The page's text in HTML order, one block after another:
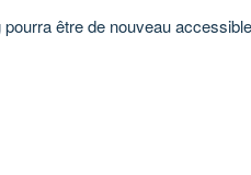
être de nouveau